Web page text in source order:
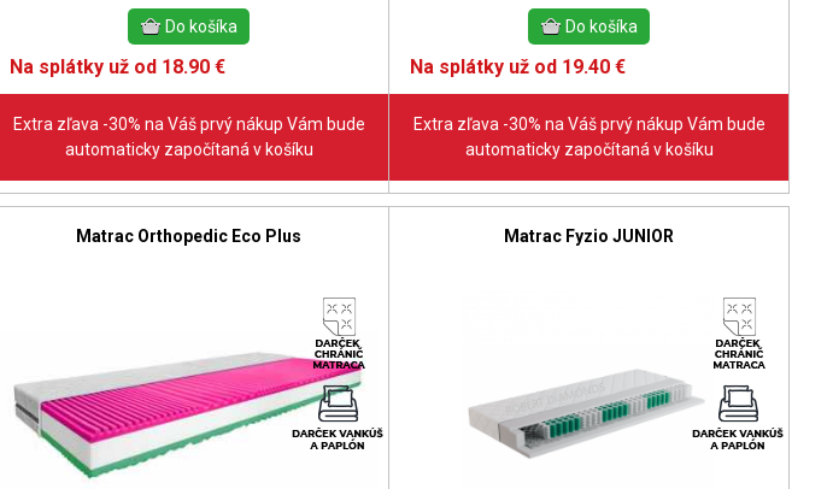
Na splátky už od 18.90 €
Extra zľava -30% na Váš prvý nákup Vám bude
automaticky započítaná v košíku
Na splátky už od 19.40 €
Extra zľava -30% na Váš prvý nákup Vám bude
automaticky započítaná v košíku
Matrac Orthopedic Eco Plus Matrac Fyzio JUNIOR